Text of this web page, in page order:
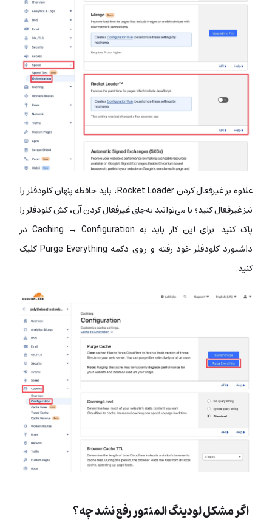
علاوه بر غیرفعال کردن Rocket Loader، باید حافظه پنهان کلودفلر را
نیز غیرفعال کنید؛ یا می‌توانید به‌جای غیرفعال کردن آن، کش کلودفلر را
پاک کنید. برای این کار باید به Caching → Configuration در
داشبورد کلودفلر خود رفته و روی دکمه Purge Everything کلیک
کنید.
اگر مشکل لودینگ المنتور رفع نشد چه؟